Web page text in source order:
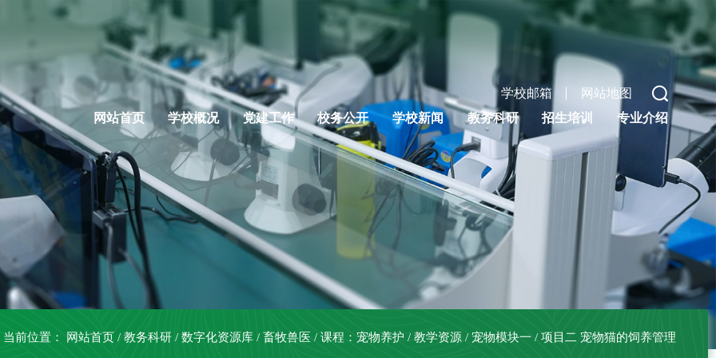
学校邮箱
网站地图
网站首页
学校概况 党建工作 校务公开 学校新闻 教务科研 招生培训 专业介绍
当前位置： 网站首页 / 教务科研 / 数字化资源库 / 畜牧兽医 / 课程：宠物养护 / 教学资源 / 宠物模块一 / 项目二 宠物猫的饲养管理